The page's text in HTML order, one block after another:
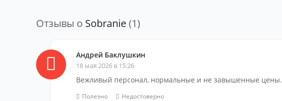
Отзывы о Sobranie(1)
Андрей Баклушкин
18 мая 2026 в 15:26
Вежливый персонал, нормальные и не завышенные цены.
Полезно Недостоверно